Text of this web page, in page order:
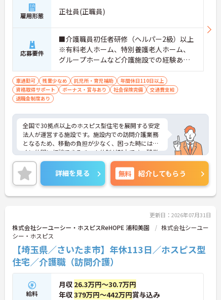
雇用形態 正社員(正職員)
応募要件
■介護職員初任者研修（ヘルパー2級）以上
※有料老人ホーム、特別養護老人ホーム、
グループホームなど介護施設での経験ある
方歓迎 ※ホスピス勤務（訪問介護）や「看
取り」が初めての方も可
車通勤可 残業少なめ 託児所・育児補助
年間休日110日以上
資格取得サポート
ボーナス・賞与あり 社会保険完備
交通費支給
退職金制度あり
全国で30拠点以上のホスピス型住宅を展開する安定
法人が運営する施設です。施設内での訪問介護業務
となるため、移動の負担が少なく、困った時にはす
ぐに仲間に相談できるチーム体制が魅力です。残業
は全社平均残業月5時間程度と少なく、3日以上の連
続休暇で支援金が支給される独自の制度や、美容皮
膚科などの割引が受けられる福利厚生も充実してい
ます。ホスピスケアが初めてでも、充実した入社時
研修と資格取得支援制度を活用し、専門性を高めな
す。ご入居者さまの生きる喜びに寄り添いながらチ
ームで協力しながらより良いケアを提供したい方に
ぴったりの環境です。
★おすすめPOINT★
【「看取り・難病ケアのプロ」として成長できる環
境が整っています】
・がん末期・神経難病の方に特化したホスピス型住
宅ならではの専門的なスキルを、日常業務の中で習
得することができます
詳細を見る 無料 紹介してもらう
更新日：2026年07月31日
株式会社シーユーシー・ホスピスReHOPE 浦和美園
株式会社シーユー
シー・ホスピス
【埼玉県／さいたま市】年休113日／ホスピス型
住宅／介護職（訪問介護）
給料
月収 26.3万円～30.7万円
年収379万円～442万円賞与込み